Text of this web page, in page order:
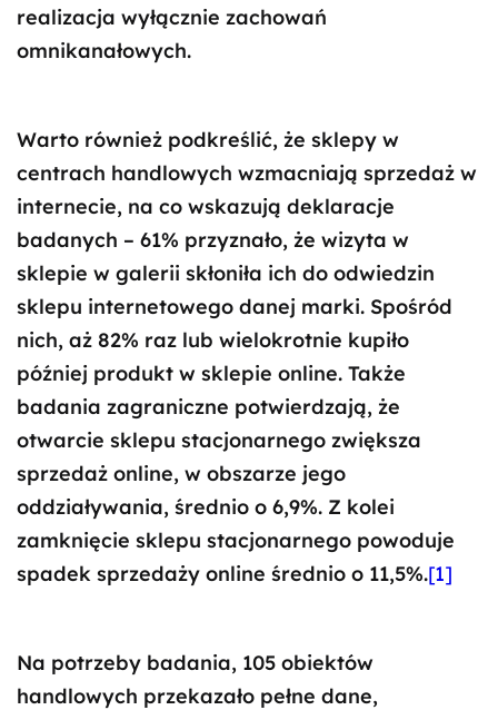
realizacja wyłącznie zachowań
omnikanałowych.
Warto również podkreślić, że sklepy w
centrach handlowych wzmacniają sprzedaż w
internecie, na co wskazują deklaracje
badanych – 61% przyznało, że wizyta w
sklepie w galerii skłoniła ich do odwiedzin
sklepu internetowego danej marki. Spośród
nich, aż 82% raz lub wielokrotnie kupiło
później produkt w sklepie online. Także
badania zagraniczne potwierdzają, że
otwarcie sklepu stacjonarnego zwiększa
sprzedaż online, w obszarze jego
oddziaływania, średnio o 6,9%. Z kolei
zamknięcie sklepu stacjonarnego powoduje
spadek sprzedaży online średnio o 11,5%.[1]
Na potrzeby badania, 105 obiektów
handlowych przekazało pełne dane,